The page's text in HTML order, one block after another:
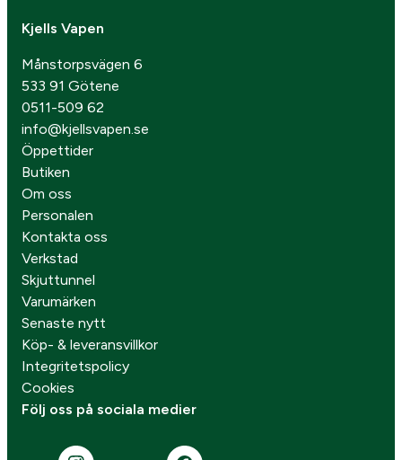
Kjells Vapen
Månstorpsvägen 6
533 91 Götene
0511-509 62
info@kjellsvapen.se
Öppettider
Butiken
Om oss
Personalen
Kontakta oss
Verkstad
Skjuttunnel
Varumärken
Senaste nytt
Köp- & leveransvillkor
Integritetspolicy
Cookies
Följ oss på sociala medier